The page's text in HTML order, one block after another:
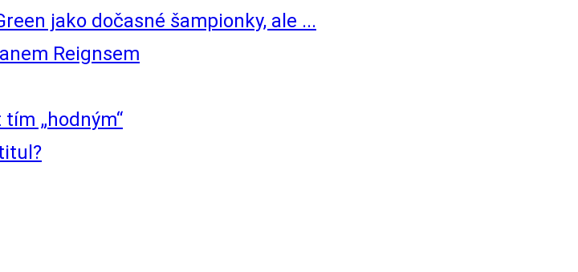
jako dočasné šampionky, ale ...
Reignsem
„hodným“